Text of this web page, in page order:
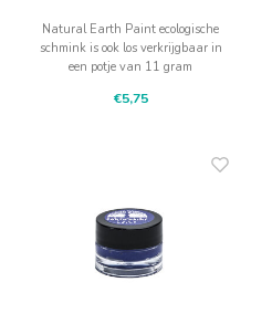
Natural Earth Paint ecologische
schmink is ook los verkrijgbaar in
een potje van 11 gram
€5,75